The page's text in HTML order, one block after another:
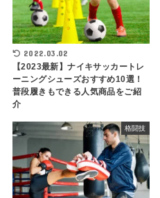
2022.03.02
【2023最新】ナイキサッカートレ
ーニングシューズおすすめ10選！
普段履きもできる人気商品をご紹
介
格闘技